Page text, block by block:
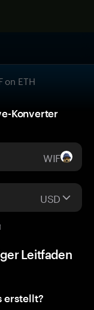
on ETH
Konverter
WIF
USD
Leitfaden
erstellt?